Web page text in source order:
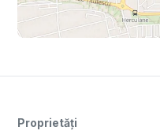
Proprietăți